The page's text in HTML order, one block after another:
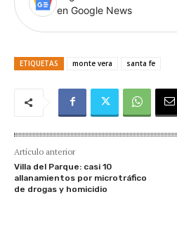
en Google News
ETIQUETAS monte vera santa fe
Artículo anterior
Villa del Parque: casi 10
allanamientos por microtráfico
de drogas y homicidio